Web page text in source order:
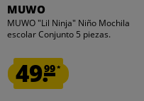
MUWO
MUWO "Lil Ninja" Niño Mochila
escolar Conjunto 5 piezas.
49.99*